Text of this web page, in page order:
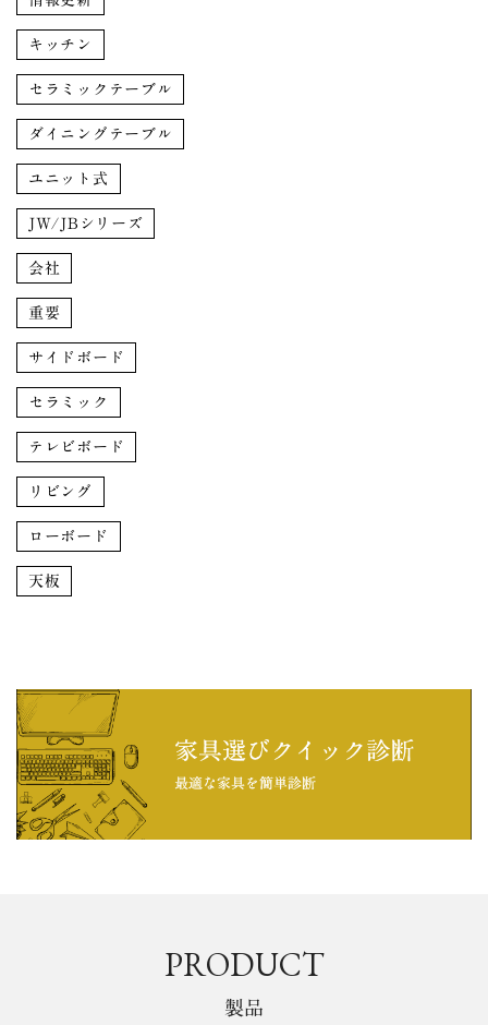
キッチン
セラミックテーブル
ダイニングテーブル
ユニット式
JW/JBシリーズ
会社
重要
サイドボード
セラミック
テレビボード
リビング
ローボード
天板
PRODUCT
製品